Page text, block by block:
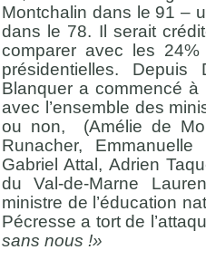
Montchalin dans le 91 –
dans le 78. Il serait
comparer avec les
présidentielles. Depuis
Blanquer a commencé
avec l’ensemble des
ou non, (Amélie de
Runacher,
Gabriel Attal, Adrien
du Val-de-Marne
ministre de l’éducation
Pécresse a tort de
sans nous !»